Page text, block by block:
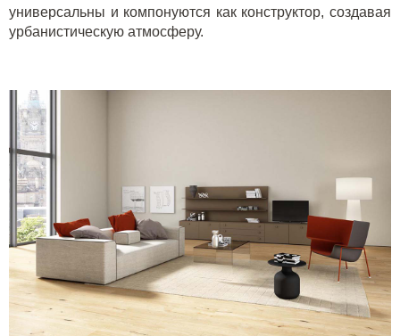
универсальны и компонуются как конструктор, создавая
урбанистическую атмосферу.